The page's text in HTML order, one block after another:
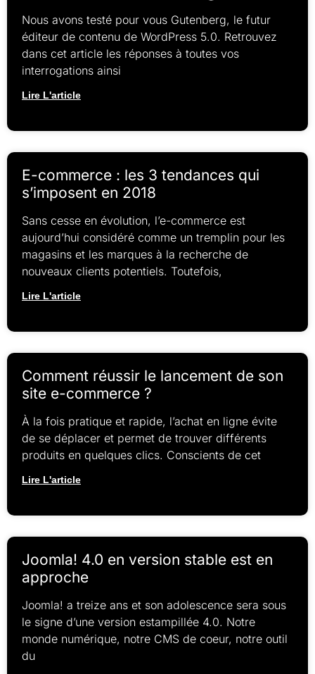
Nous avons testé pour vous Gutenberg, le futur
éditeur de contenu de WordPress 5.0. Retrouvez
dans cet article les réponses à toutes vos
interrogations ainsi
Lire L'article
E-commerce : les 3 tendances qui
s’imposent en 2018
Sans cesse en évolution, l’e-commerce est
aujourd’hui considéré comme un tremplin pour les
magasins et les marques à la recherche de
nouveaux clients potentiels. Toutefois,
Lire L'article
Comment réussir le lancement de son
site e-commerce ?
À la fois pratique et rapide, l’achat en ligne évite
de se déplacer et permet de trouver différents
produits en quelques clics. Conscients de cet
Lire L'article
Joomla! 4.0 en version stable est en
approche
Joomla! a treize ans et son adolescence sera sous
le signe d’une version estampillée 4.0. Notre
monde numérique, notre CMS de coeur, notre outil
du